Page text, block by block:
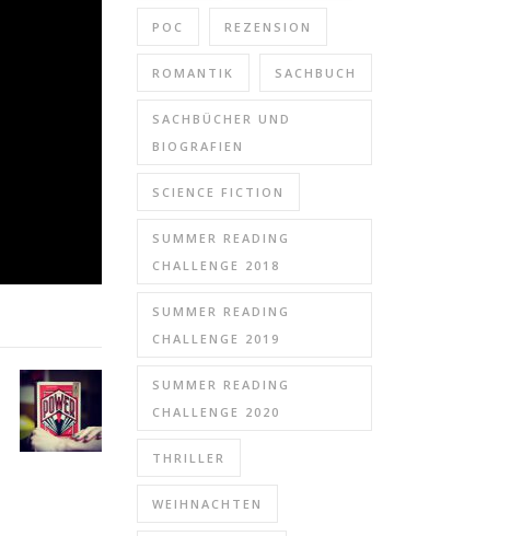
POC REZENSION
ROMANTIK SACHBUCH
SACHBÜCHER UND
BIOGRAFIEN
SCIENCE FICTION
SUMMER READING
CHALLENGE 2018
SUMMER READING
CHALLENGE 2019
SUMMER READING
CHALLENGE 2020
THRILLER
WEIHNACHTEN